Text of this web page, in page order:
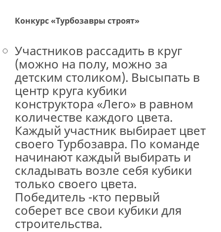
Конкурс «Турбозавры строят»
Участников рассадить в круг
(можно на полу, можно за
детским столиком). Высыпать в
центр круга кубики
конструктора «Лего» в равном
количестве каждого цвета.
Каждый участник выбирает цвет
своего Турбозавра. По команде
начинают каждый выбирать и
складывать возле себя кубики
только своего цвета.
Победитель -кто первый
соберет все свои кубики для
строительства.